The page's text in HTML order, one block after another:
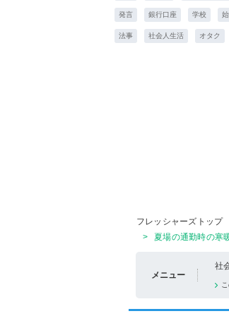
発言 銀行口座 学校
法事 社会人生活 オタク
フレッシャーズトップ
>
夏場の通勤時の寒
メニュー
社